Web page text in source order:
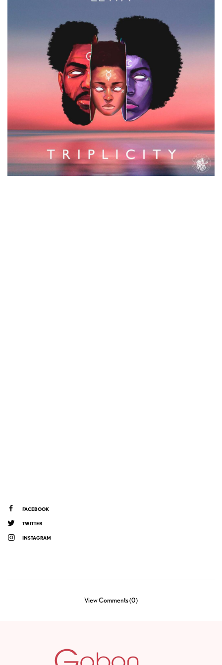
FACEBOOK
TWITTER
INSTAGRAM
View Comments (0)